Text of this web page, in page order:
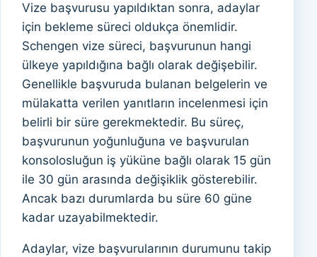
Vize başvurusu yapıldıktan sonra, adaylar
için bekleme süreci oldukça önemlidir.
Schengen vize süreci, başvurunun hangi
ülkeye yapıldığına bağlı olarak değişebilir.
Genellikle başvuruda bulanan belgelerin ve
mülakatta verilen yanıtların incelenmesi için
belirli bir süre gerekmektedir. Bu süreç,
başvurunun yoğunluğuna ve başvurulan
konsolosluğun iş yüküne bağlı olarak 15 gün
ile 30 gün arasında değişiklik gösterebilir.
Ancak bazı durumlarda bu süre 60 güne
kadar uzayabilmektedir.
Adaylar, vize başvurularının durumunu takip